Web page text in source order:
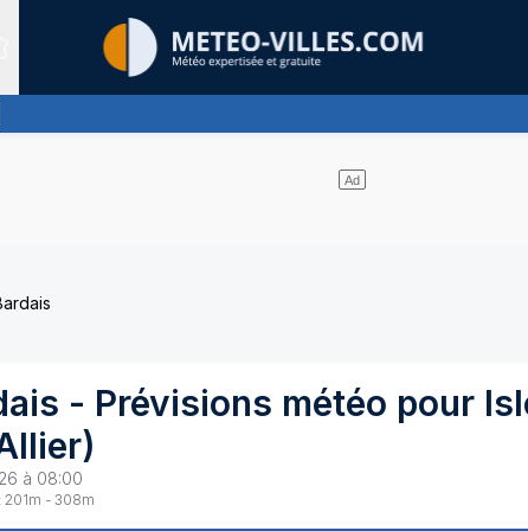
Sites expertis&eacute;s
de nuages et un soleil omniprésent
- Prévisions météo pour
)
à 08:00
201m - 308m